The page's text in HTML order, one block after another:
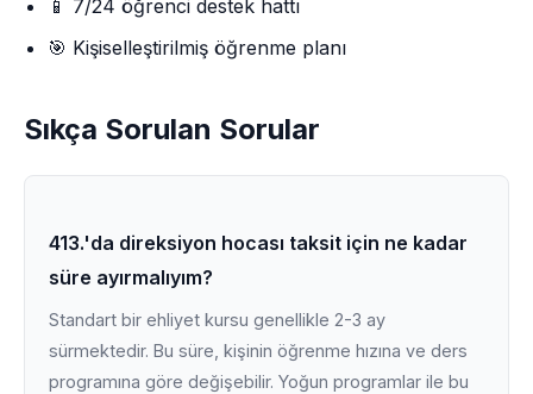
📱 7/24 öğrenci destek hattı
🎯 Kişiselleştirilmiş öğrenme planı
Sıkça Sorulan Sorular
413.'da direksiyon hocası taksit için ne kadar
süre ayırmalıyım?
Standart bir ehliyet kursu genellikle 2-3 ay
sürmektedir. Bu süre, kişinin öğrenme hızına ve ders
programına göre değişebilir. Yoğun programlar ile bu